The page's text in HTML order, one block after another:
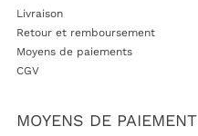
Livraison
Retour et remboursement
Moyens de paiements
CGV
MOYENS DE PAIEMENT